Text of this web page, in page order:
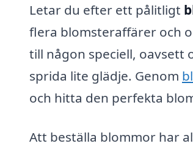
Letar du efter ett pålitligt
flera blomsteraffärer och
till någon speciell, oavsett
sprida lite glädje. Genom
och hitta den perfekta
Att beställa blommor har